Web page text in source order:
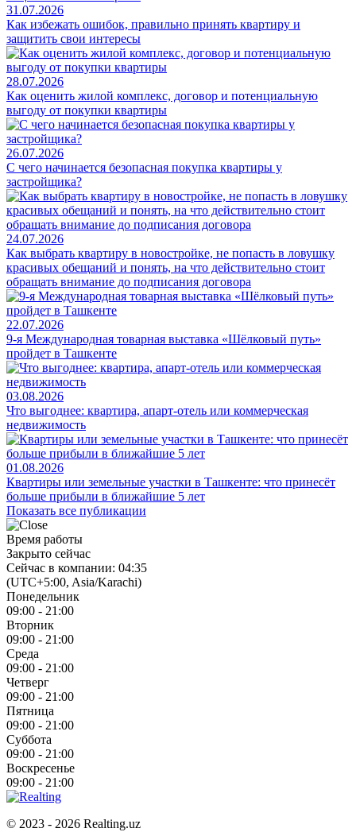
31.07.2026
Как избежать ошибок, правильно принять квартиру и
защитить свои интересы
28.07.2026
Как оценить жилой комплекс, договор и потенциальную
выгоду от покупки квартиры
26.07.2026
С чего начинается безопасная покупка квартиры у
застройщика?
24.07.2026
Как выбрать квартиру в новостройке, не попасть в ловушку
красивых обещаний и понять, на что действительно стоит
обращать внимание до подписания договора
22.07.2026
9-я Международная товарная выставка «Шёлковый путь»
пройдет в Ташкенте
03.08.2026
Что выгоднее: квартира, апарт-отель или коммерческая
недвижимость
01.08.2026
Квартиры или земельные участки в Ташкенте: что принесёт
больше прибыли в ближайшие 5 лет
Показать все публикации
Время работы
Закрыто сейчас
Сейчас в компании: 04:35
(UTC+5:00, Asia/Karachi)
Понедельник
09:00 - 21:00
Вторник
09:00 - 21:00
Среда
09:00 - 21:00
Четверг
09:00 - 21:00
Пятница
09:00 - 21:00
Суббота
09:00 - 21:00
Воскресенье
09:00 - 21:00
© 2023 - 2026 Realting.uz